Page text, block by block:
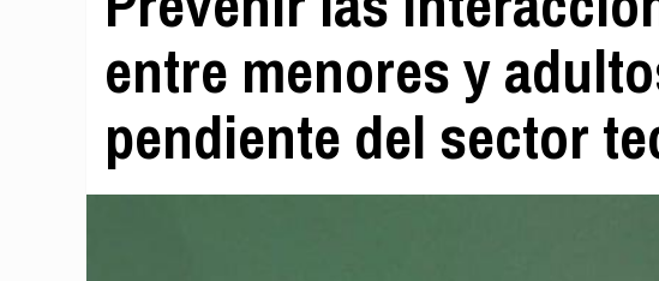
entre menores y
pendiente del sector